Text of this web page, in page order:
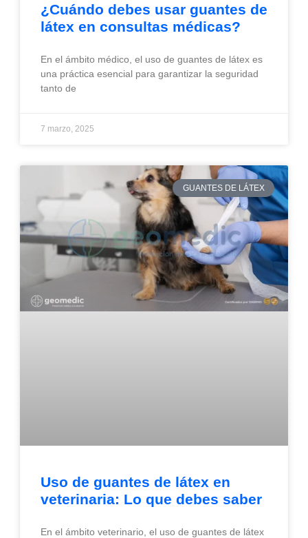
¿Cuándo debes usar guantes de
látex en consultas médicas?
En el ámbito médico, el uso de guantes de látex es
una práctica esencial para garantizar la seguridad
tanto de
7 marzo, 2025
GUANTES DE LÁTEX
Uso de guantes de látex en
veterinaria: Lo que debes saber
En el ámbito veterinario, el uso de guantes de látex